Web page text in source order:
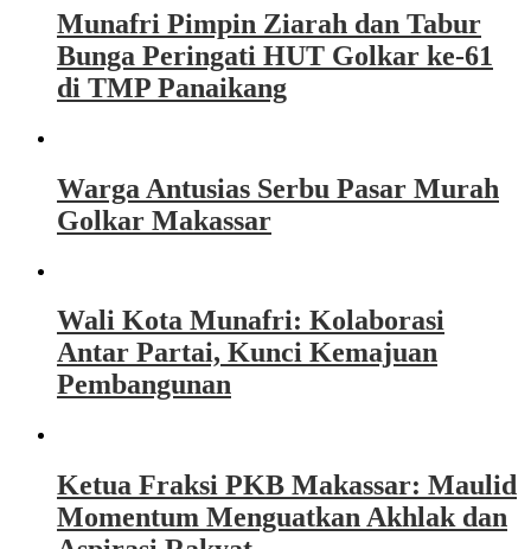
Munafri Pimpin Ziarah dan Tabur
Bunga Peringati HUT Golkar ke-61
di TMP Panaikang
Warga Antusias Serbu Pasar Murah
Golkar Makassar
Wali Kota Munafri: Kolaborasi
Antar Partai, Kunci Kemajuan
Pembangunan
Ketua Fraksi PKB Makassar: Maulid
Momentum Menguatkan Akhlak dan